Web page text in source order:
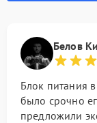
Белов
Блок питания
было срочно
предложили